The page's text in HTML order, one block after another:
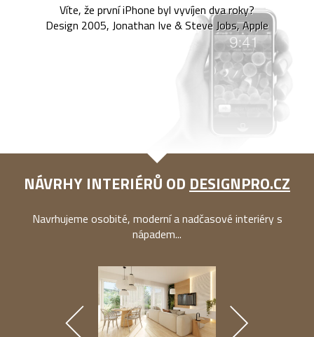
Víte, že první iPhone byl vyvíjen dva roky?
Design 2005, Jonathan Ive & Steve Jobs, Apple
NÁVRHY INTERIÉRŮ OD DESIGNPRO.CZ
Navrhujeme osobité, moderní a nadčasové interiéry s
nápadem...